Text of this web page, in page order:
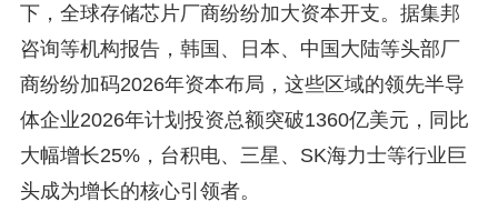
下，全球存储芯片厂商纷纷加大资本开支。据集邦
咨询等机构报告，韩国、日本、中国大陆等头部厂
商纷纷加码2026年资本布局，这些区域的领先半导
体企业2026年计划投资总额突破1360亿美元，同比
大幅增长25%，台积电、三星、SK海力士等行业巨
头成为增长的核心引领者。